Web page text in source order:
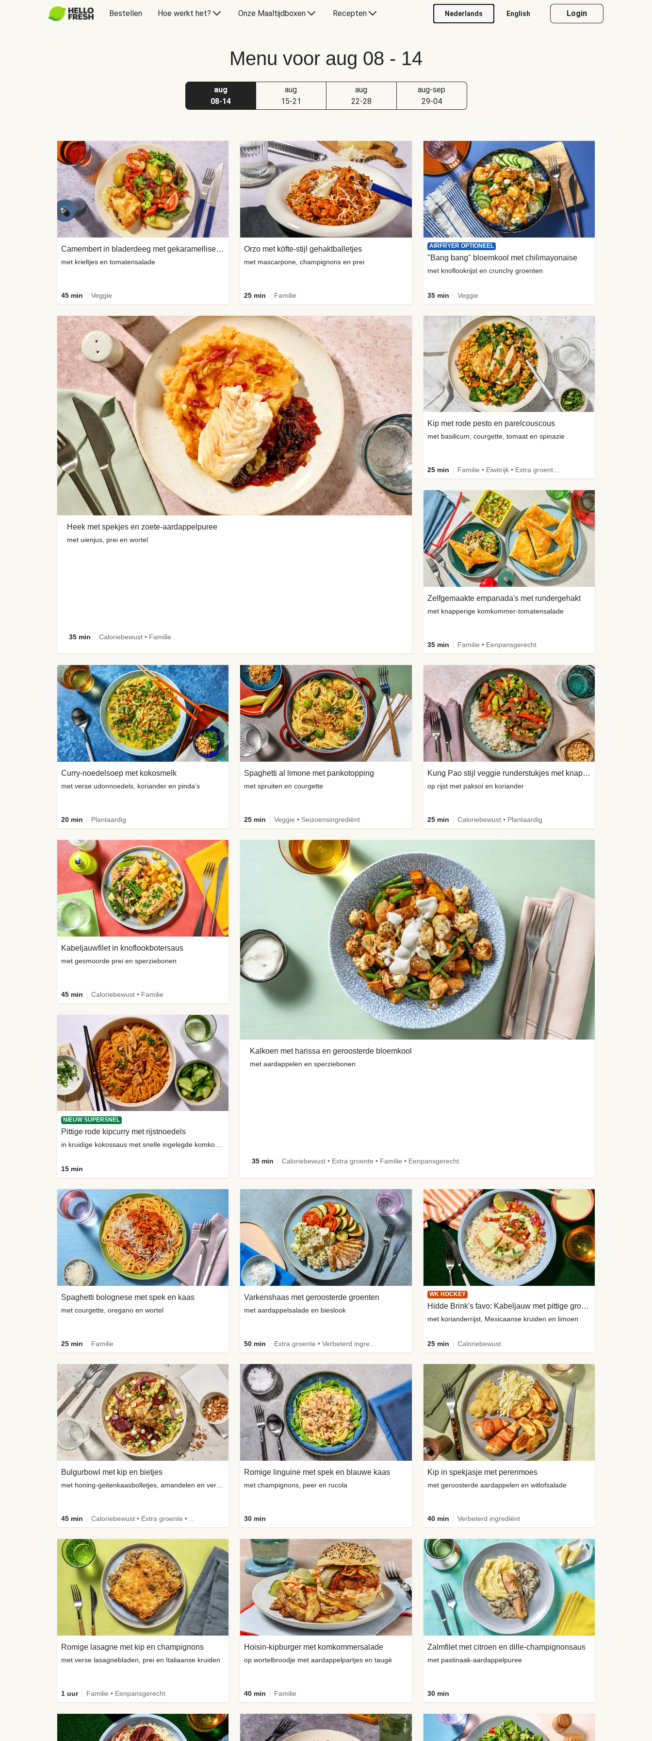
Bestellen Hoe werkt het? Onze Maaltijdboxen Recepten Nederlands English Login
Menu voor aug 08 - 14
aug
08-14
aug
15-21
aug
22-28
aug-sep
29-04
Heek met spekjes en zoete-aardappelpuree
met uienjus, prei en wortel
35 min Caloriebewust • Familie
Kalkoen met harissa en geroosterde bloemkool
met aardappelen en sperziebonen
35 min Caloriebewust • Extra groente • Familie • Eenpansgerecht
Camembert in bladerdeeg met gekaramelliseerde ui
met krieltjes en tomatensalade
45 min Veggie
Orzo met köfte-stijl gehaktballetjes
met mascarpone, champignons en prei
25 min Familie
AIRFRYER OPTIONEEL
"Bang bang" bloemkool met chilimayonaise
met knoflookrijst en crunchy groenten
35 min Veggie
Kip met rode pesto en parelcouscous
met basilicum, courgette, tomaat en spinazie
25 min Familie • Eiwitrijk • Extra groente • Verbeterd ingrediënt
Zelfgemaakte empanada's met rundergehakt
met knapperige komkommer-tomatensalade
35 min Familie • Eenpansgerecht
Curry-noedelsoep met kokosmelk
met verse udonnoedels, koriander en pinda's
20 min Plantaardig
Spaghetti al limone met pankotopping
met spruiten en courgette
25 min Veggie • Seizoensingrediënt
Kung Pao stijl veggie runderstukjes met knapperige pinda's
op rijst met paksoi en koriander
25 min Caloriebewust • Plantaardig
Kabeljauwfilet in knoflookbotersaus
met gesmoorde prei en sperziebonen
45 min Caloriebewust • Familie
NIEUW SUPERSNEL
Pittige rode kipcurry met rijstnoedels
15 min
Spaghetti bolognese met spek en kaas
met courgette, oregano en wortel
25 min Familie
Varkenshaas met geroosterde groenten
met aardappelsalade en bieslook
50 min
WK HOCKEY
Hidde Brink's favo: Kabeljauw met pittige groene yoghurtsaus
met korianderrijst, Mexicaanse kruiden en limoen
25 min Caloriebewust
Bulgurbowl met kip en bietjes
45 min
Romige linguine met spek en blauwe kaas
met champignons, peer en rucola
30 min
Kip in spekjasje met perenmoes
met geroosterde aardappelen en witlofsalade
40 min Verbeterd ingrediënt
Romige lasagne met kip en champignons
met verse lasagnebladen, prei en Italiaanse kruiden
1 uur Familie • Eenpansgerecht
Hoisin-kipburger met komkommersalade
op wortelbroodje met aardappelpartjes en taugé
40 min Familie
Zalmfilet met citroen en dille-champignonsaus
met pastinaak-aardappelpuree
30 min